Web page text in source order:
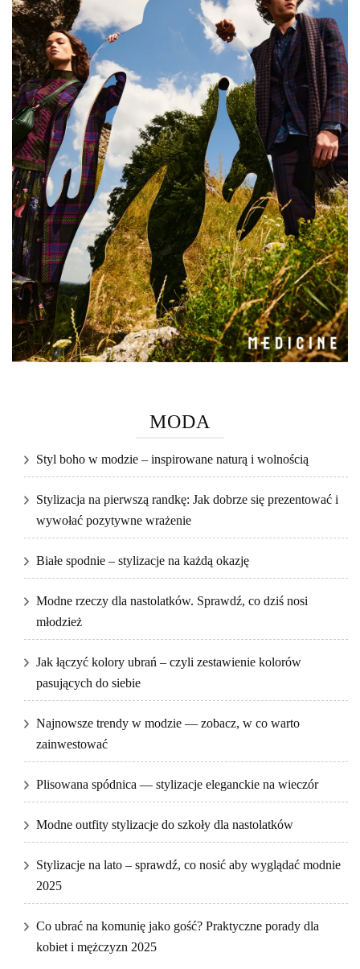
MODA
Styl boho w modzie – inspirowane naturą i wolnością
Stylizacja na pierwszą randkę: Jak dobrze się prezentować i
wywołać pozytywne wrażenie
Białe spodnie – stylizacje na każdą okazję
Modne rzeczy dla nastolatków. Sprawdź, co dziś nosi
młodzież
Jak łączyć kolory ubrań – czyli zestawienie kolorów
pasujących do siebie
Najnowsze trendy w modzie — zobacz, w co warto
zainwestować
Plisowana spódnica — stylizacje eleganckie na wieczór
Modne outfity stylizacje do szkoły dla nastolatków
Stylizacje na lato – sprawdź, co nosić aby wyglądać modnie
2025
Co ubrać na komunię jako gość? Praktyczne porady dla
kobiet i mężczyzn 2025